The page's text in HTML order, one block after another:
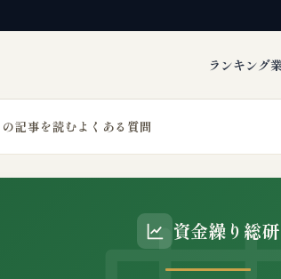
ランキング
の記事を読むよくある質問
資金繰り総研